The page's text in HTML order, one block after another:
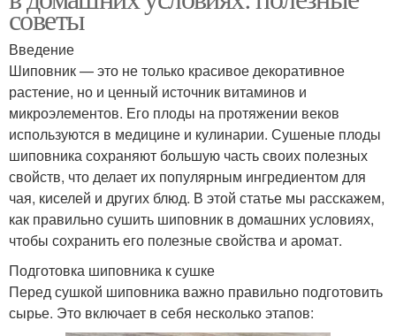
советы
Введение
Шиповник — это не только красивое декоративное
растение, но и ценный источник витаминов и
микроэлементов. Его плоды на протяжении веков
используются в медицине и кулинарии. Сушеные плоды
шиповника сохраняют большую часть своих полезных
свойств, что делает их популярным ингредиентом для
чая, киселей и других блюд. В этой статье мы расскажем,
как правильно сушить шиповник в домашних условиях,
чтобы сохранить его полезные свойства и аромат.
Подготовка шиповника к сушке
Перед сушкой шиповника важно правильно подготовить
сырье. Это включает в себя несколько этапов: